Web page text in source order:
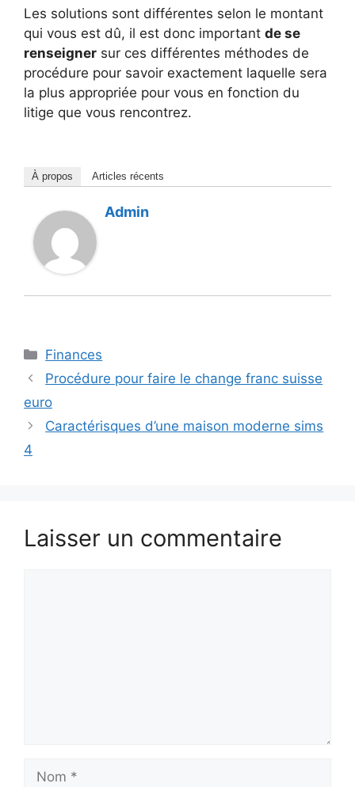
Les solutions sont différentes selon le montant
qui vous est dû, il est donc important de se
renseigner sur ces différentes méthodes de
procédure pour savoir exactement laquelle sera
la plus appropriée pour vous en fonction du
litige que vous rencontrez.
À propos Articles récents
Admin
Catégories
Finances
Procédure pour faire le change franc suisse
euro
Caractérisques d’une maison moderne sims
4
Laisser un commentaire